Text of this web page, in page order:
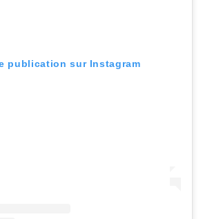
publication sur Instagram